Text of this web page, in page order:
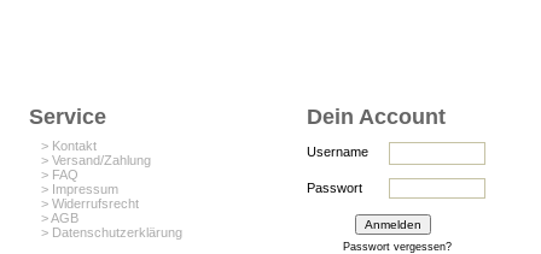
Service
> Kontakt
> Versand/Zahlung
> FAQ
> Impressum
> Widerrufsrecht
> AGB
> Datenschutzerklärung
Dein Account
Username
Passwort
Passwort vergessen?